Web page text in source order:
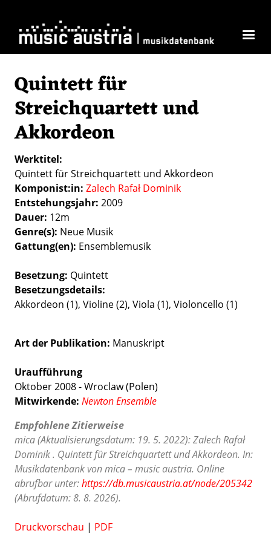
Quintett für
Streichquartett und
Akkordeon
Werktitel
Quintett für Streichquartett und Akkordeon
Komponist:in Zalech Rafał Dominik
Entstehungsjahr 2009
Dauer 12m
Genre(s) Neue Musik
Gattung(en) Ensemblemusik
Besetzung Quintett
Besetzungsdetails
Akkordeon (1), Violine (2), Viola (1), Violoncello (1)
Art der Publikation Manuskript
Uraufführung
Oktober 2008 - Wroclaw (Polen)
Mitwirkende: Newton Ensemble
Empfohlene Zitierweise
mica (Aktualisierungsdatum: 19. 5. 2022): Zalech Rafał
Dominik . Quintett für Streichquartett und Akkordeon. In:
Musikdatenbank von mica – music austria. Online
abrufbar unter:https://db.musicaustria.at/node/205342
(Abrufdatum: 8. 8. 2026).
Druckvorschau | PDF